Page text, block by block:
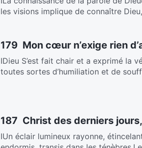
les visions implique de connaître
179 Mon cœur n’exige rien
ⅠDieu S’est fait chair et a exprimé la
toutes sortes d’humiliation et de
187 Christ des derniers
ⅠUn éclair lumineux rayonne,